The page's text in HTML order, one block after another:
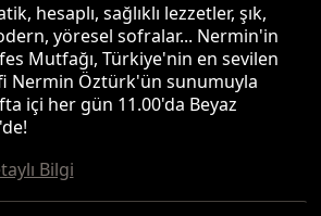
hesaplı, sağlıklı lezzetler, şık,
yöresel sofralar... Nermin'in
Mutfağı, Türkiye'nin en sevilen
Nermin Öztürk'ün sunumuyla
içi her gün 11.00'da Beyaz
Bilgi